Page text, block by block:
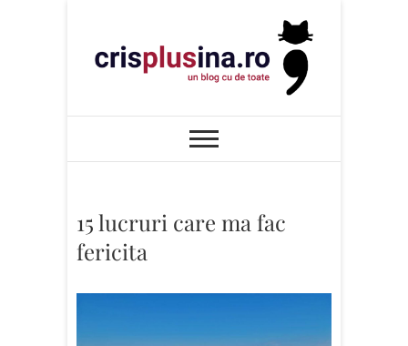
content
Cris+ina
15 lucruri care ma fac
fericita